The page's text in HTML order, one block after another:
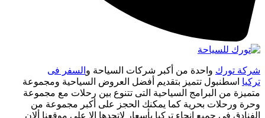
شركة تورك واحدة من أكبر شركات السياحة و السفر فى
تركيا اسطنبول تتميز بتقديم أفضل العروض السياحية ومجموعة
متميزة من البرامج السياحية التى تتنوع بين رحلات مع مجموعة
وحرة ورحلات بحرية كما يمكنك الحجز على أكبر مجموعة من
الفنادق في جميع انحاء تركيا بأسعار لاتجدها الا على موقعنا ألان